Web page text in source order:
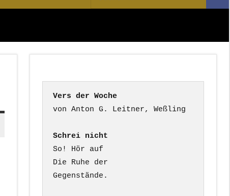
nach:
Vers der Woche
Schrei nicht
So! Hör auf
Die Ruhe der
Gegenstände.